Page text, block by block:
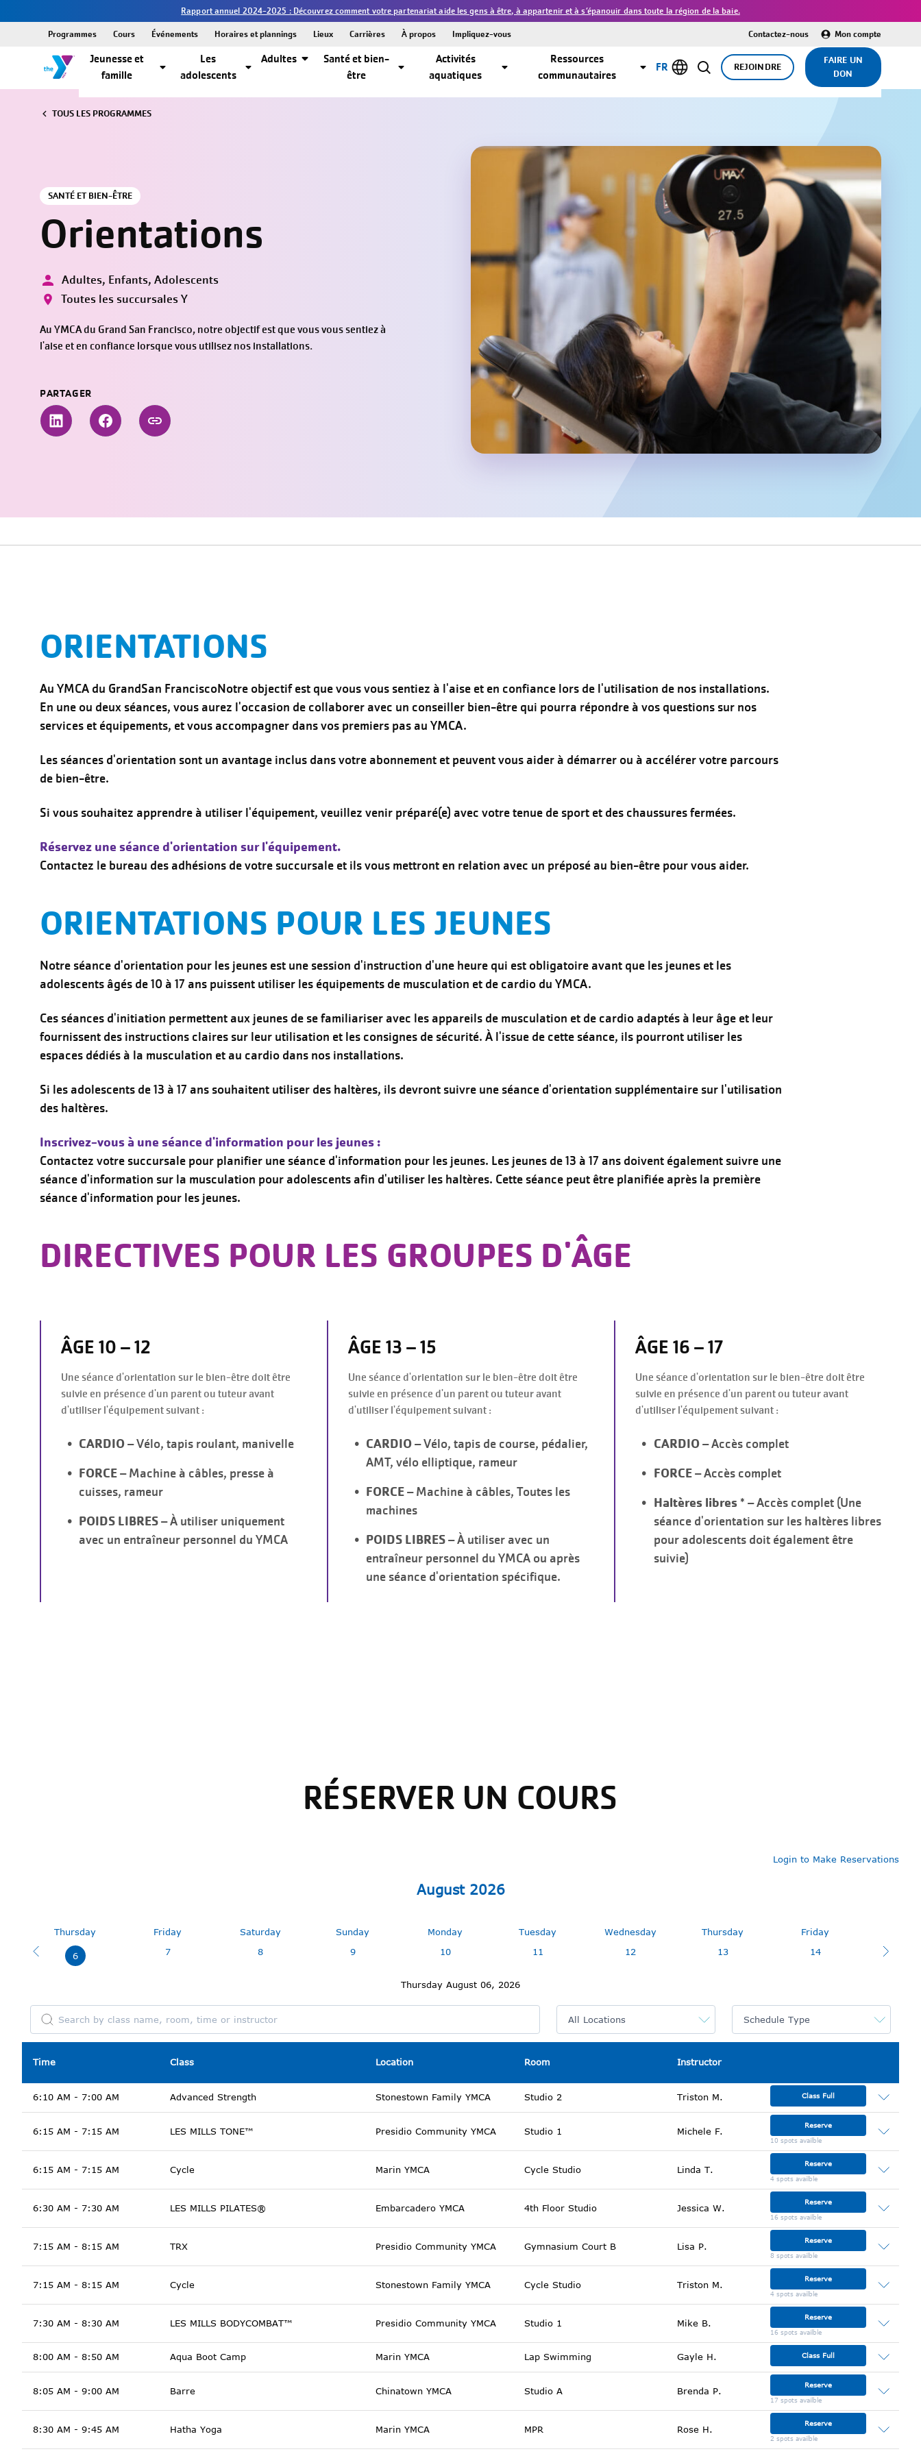
Rapport annuel 2024-2025 : Découvrez comment votre partenariat aide les gens à être, à appartenir et à s’épanouir dans toute la région de la baie.
Jeunesse et
famille
Les
adolescents
Adultes
Santé et bien-
être
Activités
aquatiques
Ressources
communautaires
REJOINDRE
FAIRE UN
DON
Programmes Cours Événements Horaires et plannings Lieux Carrières À propos Impliquez-vous Contactez-nous Mon compte
FR
TOUS LES PROGRAMMES
SANTÉ ET BIEN-ÊTRE
Orientations
Adultes, Enfants, Adolescents
Toutes les succursales Y
Au YMCA du Grand San Francisco, notre objectif est que vous vous sentiez à
l'aise et en confiance lorsque vous utilisez nos installations.
PARTAGER
ORIENTATIONS
Au YMCA du GrandSan FranciscoNotre objectif est que vous vous sentiez à l'aise et en confiance lors de l'utilisation de nos installations.
En une ou deux séances, vous aurez l'occasion de collaborer avec un conseiller bien-être qui pourra répondre à vos questions sur nos
services et équipements, et vous accompagner dans vos premiers pas au YMCA.
Les séances d'orientation sont un avantage inclus dans votre abonnement et peuvent vous aider à démarrer ou à accélérer votre parcours
de bien-être.
Si vous souhaitez apprendre à utiliser l'équipement, veuillez venir préparé(e) avec votre tenue de sport et des chaussures fermées.
Réservez une séance d'orientation sur l'équipement.
Contactez le bureau des adhésions de votre succursale et ils vous mettront en relation avec un préposé au bien-être pour vous aider.
ORIENTATIONS POUR LES JEUNES
Notre séance d'orientation pour les jeunes est une session d'instruction d'une heure qui est obligatoire avant que les jeunes et les
adolescents âgés de 10 à 17 ans puissent utiliser les équipements de musculation et de cardio du YMCA.
Ces séances d'initiation permettent aux jeunes de se familiariser avec les appareils de musculation et de cardio adaptés à leur âge et leur
fournissent des instructions claires sur leur utilisation et les consignes de sécurité. À l'issue de cette séance, ils pourront utiliser les
espaces dédiés à la musculation et au cardio dans nos installations.
Si les adolescents de 13 à 17 ans souhaitent utiliser des haltères, ils devront suivre une séance d'orientation supplémentaire sur l'utilisation
des haltères.
Inscrivez-vous à une séance d'information pour les jeunes :
Contactez votre succursale pour planifier une séance d'information pour les jeunes. Les jeunes de 13 à 17 ans doivent également suivre une
séance d'information sur la musculation pour adolescents afin d'utiliser les haltères. Cette séance peut être planifiée après la première
séance d'information pour les jeunes.
DIRECTIVES POUR LES GROUPES D'ÂGE
ÂGE 10 – 12
Une séance d'orientation sur le bien-être doit être
suivie en présence d'un parent ou tuteur avant
d'utiliser l'équipement suivant :
CARDIO– Vélo, tapis roulant, manivelle
FORCE– Machine à câbles, presse à
cuisses, rameur
POIDS LIBRES– À utiliser uniquement
avec un entraîneur personnel du YMCA
ÂGE 13 – 15
Une séance d'orientation sur le bien-être doit être
suivie en présence d'un parent ou tuteur avant
d'utiliser l'équipement suivant :
CARDIO– Vélo, tapis de course, pédalier,
AMT, vélo elliptique, rameur
FORCE– Machine à câbles, Toutes les
machines
POIDS LIBRES– À utiliser avec un
entraîneur personnel du YMCA ou après
une séance d'orientation spécifique.
ÂGE 16 – 17
Une séance d'orientation sur le bien-être doit être
suivie en présence d'un parent ou tuteur avant
d'utiliser l'équipement suivant :
CARDIO– Accès complet
FORCE– Accès complet
Haltères libres* – Accès complet (Une
séance d'orientation sur les haltères libres
pour adolescents doit également être
suivie)
RÉSERVER UN COURS